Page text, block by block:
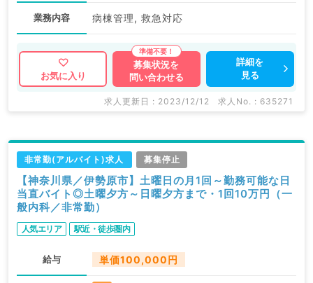
業務内容 病棟管理, 救急対応
お気に入り
募集状況を
問い合わせる
詳細を
見る
求人更新日 : 2023/12/12 求人No. : 635271
非常勤(アルバイト)求人 募集停止
【神奈川県／伊勢原市】土曜日の月1回～勤務可能な日
当直バイト◎土曜夕方～日曜夕方まで・1回10万円（一
般内科／非常勤）
人気エリア 駅近・徒歩圏内
給与 単価100,000円